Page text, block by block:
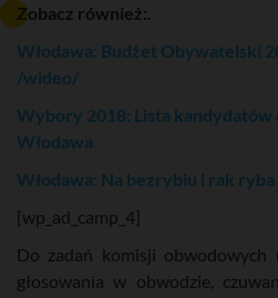
Zobacz również:.
Włodawa: Budżet Obywatelski
/wideo/
Wybory 2018: Lista kandydatów
Włodawa
Włodawa: Na bezrybiu i rak
[wp_ad_camp_4]
Do zadań komisji obwodowych
głosowania w obwodzie,